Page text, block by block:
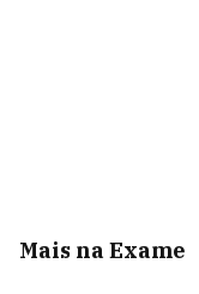
Mais na Exame